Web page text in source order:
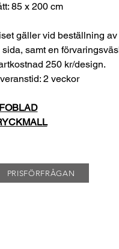
85 x 200 cm
gäller vid beställning
sida, samt en
250 kr/design.
2 veckor
PRISFÖRFRÅGAN